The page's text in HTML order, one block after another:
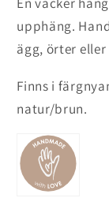
upphäng.
ägg, örter
Finns i
natur/brun.